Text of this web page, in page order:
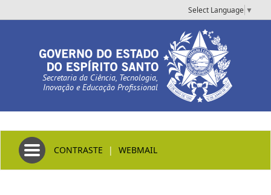
Select Language ▼
Secretaria da Ciência, Tecnologia,
Inovação e Educação Profissional
Toggle navigation
CONTRASTE | WEBMAIL